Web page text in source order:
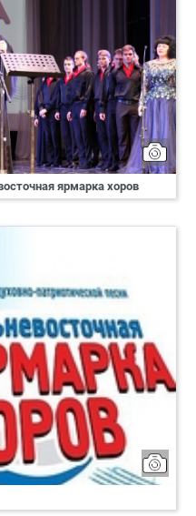
ярмарка хоров